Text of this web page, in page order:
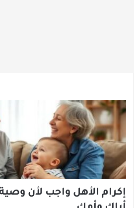
إكرام الأهل واجب لأن